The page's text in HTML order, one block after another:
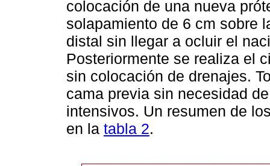
colocación de una nueva
solapamiento de 6 cm sobre
distal sin llegar a ocluir el
Posteriormente se realiza el
sin colocación de drenajes.
cama previa sin necesidad
intensivos. Un resumen de
en la tabla 2.